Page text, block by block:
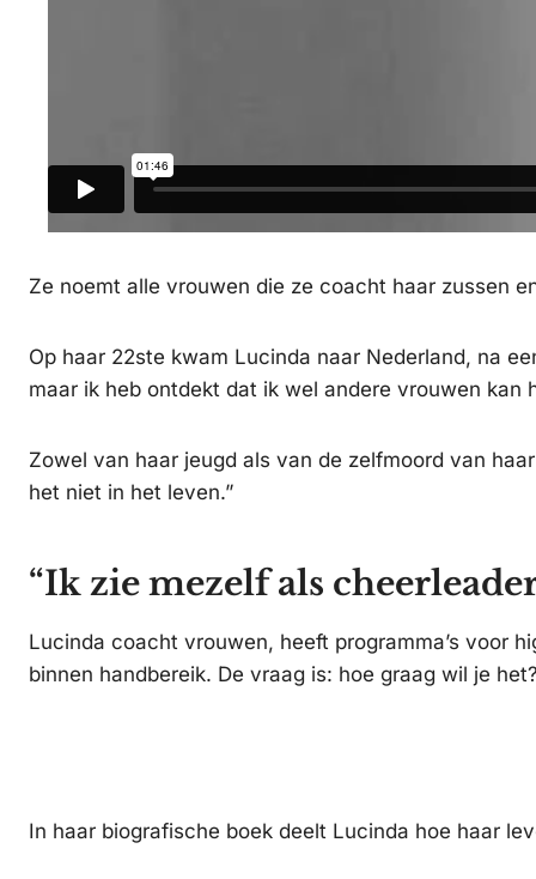
Ze noemt alle vrouwen die ze coacht haar zussen
Op haar 22ste kwam Lucinda naar Nederland, na
maar ik heb ontdekt dat ik wel andere vrouwen kan
Zowel van haar jeugd als van de zelfmoord van
het niet in het leven.”
“Ik zie mezelf als
Lucinda coacht vrouwen, heeft programma’s voor
binnen handbereik. De vraag is: hoe graag wil je
In haar biografische boek deelt Lucinda hoe haar